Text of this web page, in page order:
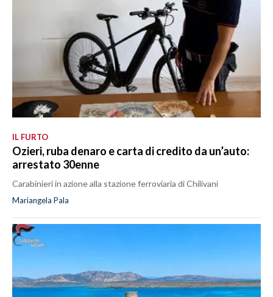
IL FURTO
Ozieri, ruba denaro e carta di credito da un’auto:
arrestato 30enne
Carabinieri in azione alla stazione ferroviaria di Chilivani
Mariangela Pala